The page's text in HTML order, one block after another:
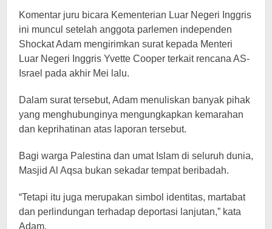
Komentar juru bicara Kementerian Luar Negeri Inggris
ini muncul setelah anggota parlemen independen
Shockat Adam mengirimkan surat kepada Menteri
Luar Negeri Inggris Yvette Cooper terkait rencana AS-
Israel pada akhir Mei lalu.
Dalam surat tersebut, Adam menuliskan banyak pihak
yang menghubunginya mengungkapkan kemarahan
dan keprihatinan atas laporan tersebut.
Bagi warga Palestina dan umat Islam di seluruh dunia,
Masjid Al Aqsa bukan sekadar tempat beribadah.
“Tetapi itu juga merupakan simbol identitas, martabat
dan perlindungan terhadap deportasi lanjutan,” kata
Adam.